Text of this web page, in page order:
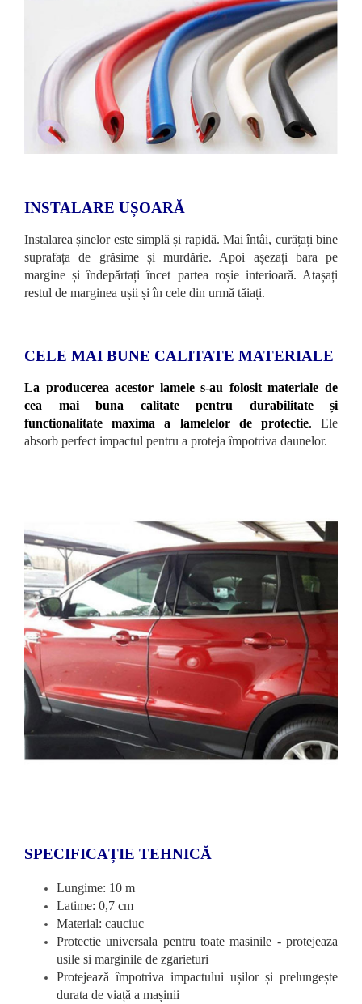
INSTALARE UȘOARĂ
Instalarea șinelor este simplă și rapidă. Mai întâi, curățați bine
suprafața de grăsime și murdărie. Apoi așezați bara pe
margine și îndepărtați încet partea roșie interioară. Atașați
restul de marginea ușii și în cele din urmă tăiați.
CELE MAI BUNE CALITATE MATERIALE
La producerea acestor lamele s-au folosit materiale de
cea mai buna calitate pentru durabilitate și
functionalitate maxima a lamelelor de protectie. Ele
absorb perfect impactul pentru a proteja împotriva daunelor.
SPECIFICAȚIE TEHNICĂ
Lungime: 10 m
Latime: 0,7 cm
Material: cauciuc
Protectie universala pentru toate masinile - protejeaza
usile si marginile de zgarieturi
Protejează împotriva impactului ușilor și prelungește
durata de viață a mașinii